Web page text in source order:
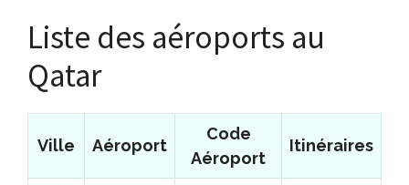
Liste des aéroports au
Qatar
Ville Aéroport
Code
Aéroport
Itinéraires